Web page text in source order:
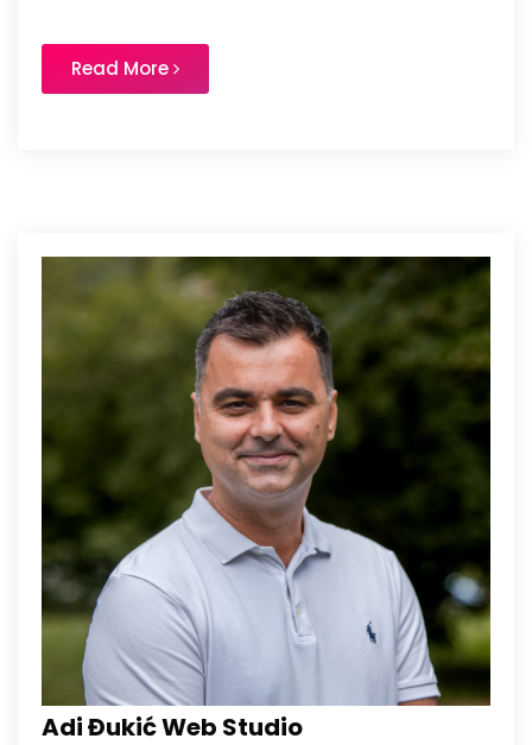
Read More
Adi Đukić Web Studio